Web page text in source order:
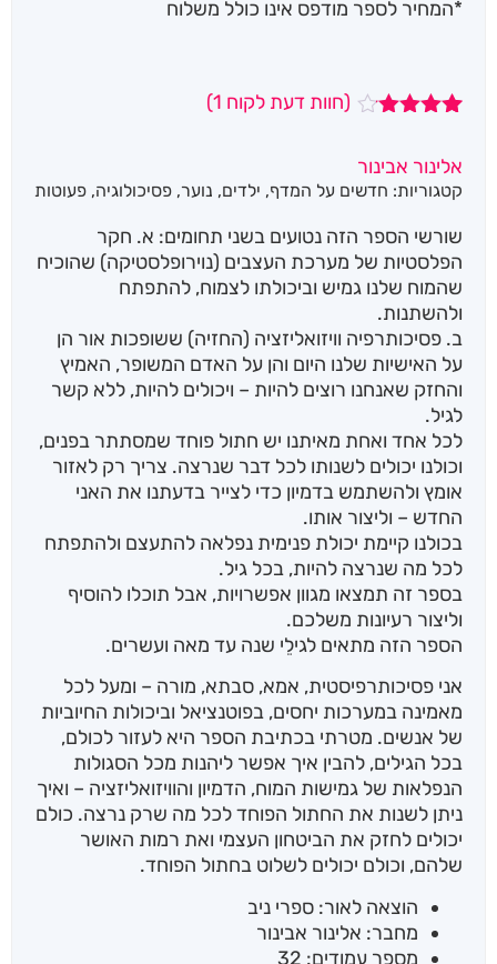
*המחיר לספר מודפס אינו כולל משלוח
5 מבוסס
עלדירוגים
לקוחות
(חוות דעת לקוח 1
)
אלינור אבינור
קטגוריות: חדשים על המדף, ילדים, נוער, פסיכולוגיה, פעוטות
שורשי הספר הזה נטועים בשני תחומים: א. חקר
הפלסטיות של מערכת העצבים (נוירופלסטיקה) שהוכיח
שהמוח שלנו גמיש וביכולתו לצמוח, להתפתח
ולהשתנות.
ב. פסיכותרפיה וויזואליזציה (החזיה) ששופכות אור הן
על האישיות שלנו היום והן על האדם המשופר, האמיץ
והחזק שאנחנו רוצים להיות – ויכולים להיות, ללא קשר
לגיל.
לכל אחד ואחת מאיתנו יש חתול פוחד שמסתתר בפנים,
וכולנו יכולים לשנותו לכל דבר שנרצה. צריך רק לאזור
אומץ ולהשתמש בדמיון כדי לצייר בדעתנו את האני
החדש – וליצור אותו.
בכולנו קיימת יכולת פנימית נפלאה להתעצם ולהתפתח
לכל מה שנרצה להיות, בכל גיל.
בספר זה תמצאו מגוון אפשרויות, אבל תוכלו להוסיף
וליצור רעיונות משלכם.
הספר הזה מתאים לגילֵי שנה עד מאה ועשרים.
אני פסיכותרפיסטית, אמא, סבתא, מורה – ומעל לכל
מאמינה במערכות יחסים, בפוטנציאל וביכולות החיוביות
של אנשים. מטרתי בכתיבת הספר היא לעזור לכולם,
בכל הגילים, להבין איך אפשר ליהנות מכל הסגולות
הנפלאות של גמישות המוח, הדמיון והוויזואליזציה – ואיך
ניתן לשנות את החתול הפוחד לכל מה שרק נרצה. כולם
יכולים לחזק את הביטחון העצמי ואת רמות האושר
שלהם, וכולם יכולים לשלוט בחתול הפוחד.
הוצאה לאור: ספרי ניב
מחבר: אלינור אבינור
מספר עמודים: 32